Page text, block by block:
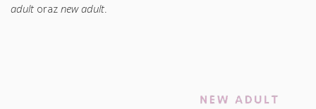
adult oraz new adult